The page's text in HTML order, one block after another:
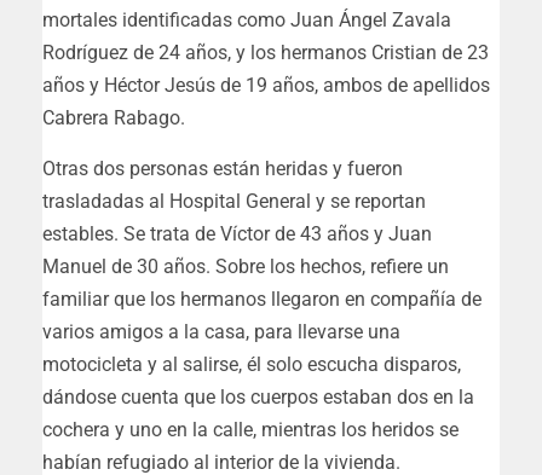
mortales identificadas como Juan Ángel Zavala
Rodríguez de 24 años, y los hermanos Cristian de 23
años y Héctor Jesús de 19 años, ambos de apellidos
Cabrera Rabago.
Otras dos personas están heridas y fueron
trasladadas al Hospital General y se reportan
estables. Se trata de Víctor de 43 años y Juan
Manuel de 30 años. Sobre los hechos, refiere un
familiar que los hermanos llegaron en compañía de
varios amigos a la casa, para llevarse una
motocicleta y al salirse, él solo escucha disparos,
dándose cuenta que los cuerpos estaban dos en la
cochera y uno en la calle, mientras los heridos se
habían refugiado al interior de la vivienda.